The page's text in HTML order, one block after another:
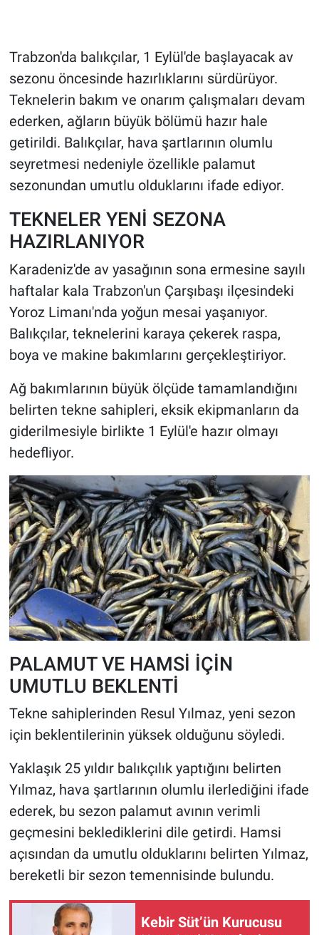
Trabzon'da balıkçılar, 1 Eylül'de başlayacak av
sezonu öncesinde hazırlıklarını sürdürüyor.
Teknelerin bakım ve onarım çalışmaları devam
ederken, ağların büyük bölümü hazır hale
getirildi. Balıkçılar, hava şartlarının olumlu
seyretmesi nedeniyle özellikle palamut
sezonundan umutlu olduklarını ifade ediyor.
TEKNELER YENİ SEZONA
HAZIRLANIYOR
Karadeniz'de av yasağının sona ermesine sayılı
haftalar kala Trabzon'un Çarşıbaşı ilçesindeki
Yoroz Limanı'nda yoğun mesai yaşanıyor.
Balıkçılar, teknelerini karaya çekerek raspa,
boya ve makine bakımlarını gerçekleştiriyor.
Ağ bakımlarının büyük ölçüde tamamlandığını
belirten tekne sahipleri, eksik ekipmanların da
giderilmesiyle birlikte 1 Eylül'e hazır olmayı
hedefliyor.
PALAMUT VE HAMSİ İÇİN
UMUTLU BEKLENTİ
Tekne sahiplerinden Resul Yılmaz, yeni sezon
için beklentilerinin yüksek olduğunu söyledi.
Yaklaşık 25 yıldır balıkçılık yaptığını belirten
Yılmaz, hava şartlarının olumlu ilerlediğini ifade
ederek, bu sezon palamut avının verimli
geçmesini beklediklerini dile getirdi. Hamsi
açısından da umutlu olduklarını belirten Yılmaz,
bereketli bir sezon temennisinde bulundu.
Kebir Süt’ün Kurucusu
KÜLTÜR SANAT
ASAYİŞ
EKONOMİ
EĞİTİM
HABERDE İNSAN
POLİTİKA
SPOR
MAGAZİN
Bilim, Teknoloji